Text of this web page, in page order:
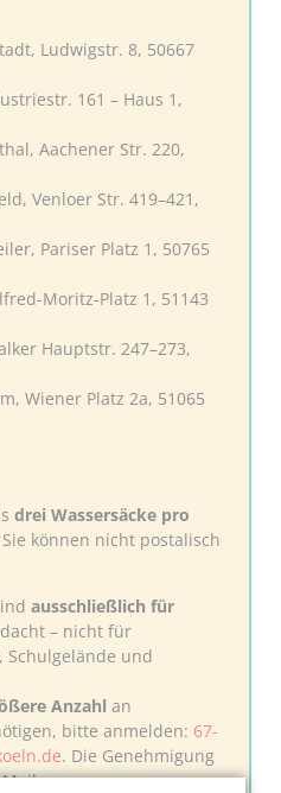
Ludwigstr. 8, 50667
161 – Haus 1,
Aachener Str. 220,
Venloer Str. 419–421,
Pariser Platz 1, 50765
Moritz-Platz 1, 51143
Hauptstr. 247–273,
Wiener Platz 2a, 51065
drei Wassersäcke pro
können nicht postalisch
ausschließlich für
– nicht für
Schulgelände und
Anzahl an
bitte anmelden: 67-
. Die Genehmigung